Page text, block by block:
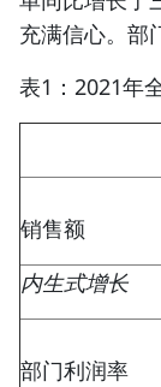
充满信心。部
表1：2021年
销售额
内生式增长
部门利润率